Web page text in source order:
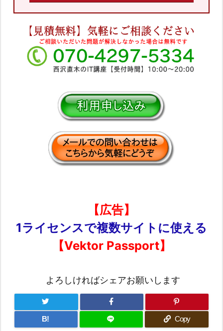
【広告】
1ライセンスで複数サイトに使える
【Vektor Passport】
よろしければシェアお願いします
B! Copy